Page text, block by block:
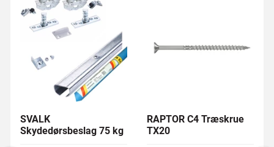
SVALK
Skydedørsbeslag 75 kg
RAPTOR C4 Træskrue
TX20